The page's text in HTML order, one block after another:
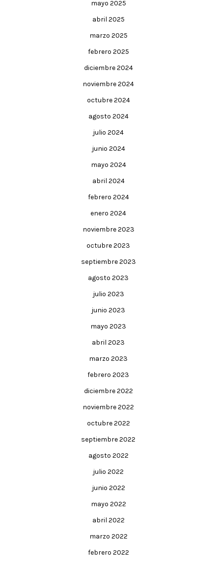
mayo 2025
abril 2025
marzo 2025
febrero 2025
diciembre 2024
noviembre 2024
octubre 2024
agosto 2024
julio 2024
junio 2024
mayo 2024
abril 2024
febrero 2024
enero 2024
noviembre 2023
octubre 2023
septiembre 2023
agosto 2023
julio 2023
junio 2023
mayo 2023
abril 2023
marzo 2023
febrero 2023
diciembre 2022
noviembre 2022
octubre 2022
septiembre 2022
agosto 2022
julio 2022
junio 2022
mayo 2022
abril 2022
marzo 2022
febrero 2022